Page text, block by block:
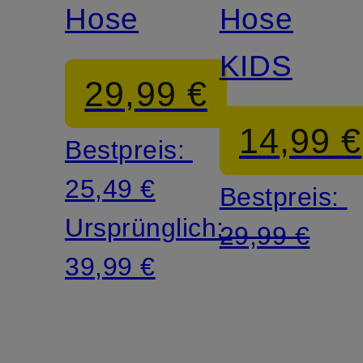
Hose
29,99 €
Bestpreis:
25,49 €
Ursprünglich:
39,99 €
Hose
KIDS
14,99 €
Bestpreis:
29,99 €